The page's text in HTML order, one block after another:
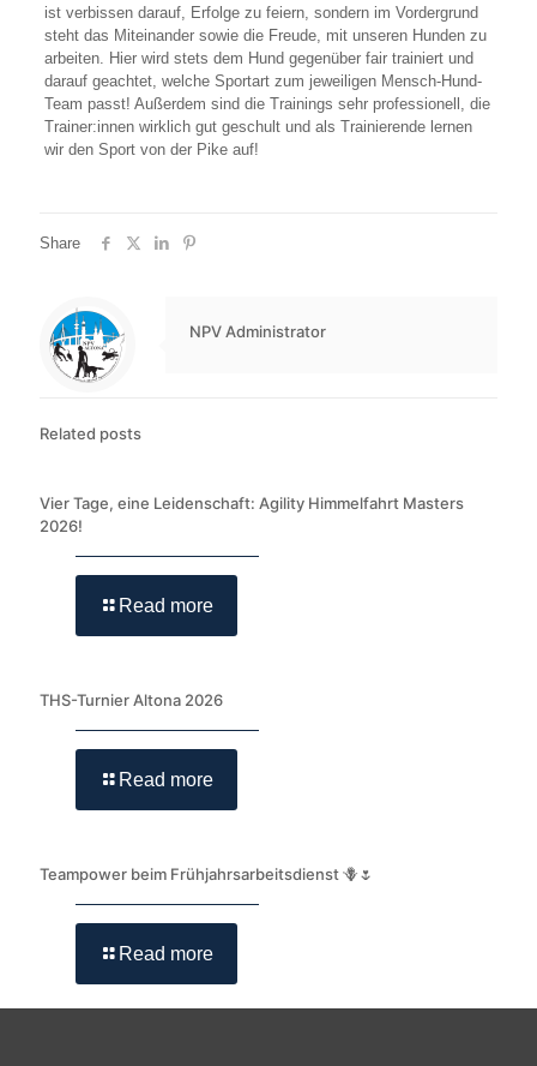
ist verbissen darauf, Erfolge zu feiern, sondern im Vordergrund
steht das Miteinander sowie die Freude, mit unseren Hunden zu
arbeiten. Hier wird stets dem Hund gegenüber fair trainiert und
darauf geachtet, welche Sportart zum jeweiligen Mensch-Hund-
Team passt! Außerdem sind die Trainings sehr professionell, die
Trainer:innen wirklich gut geschult und als Trainierende lernen
wir den Sport von der Pike auf!
Share
NPV Administrator
Related posts
Vier Tage, eine Leidenschaft: Agility Himmelfahrt Masters
2026!
Read more
THS-Turnier Altona 2026
Read more
Teampower beim Frühjahrsarbeitsdienst 🪻🌷
Read more